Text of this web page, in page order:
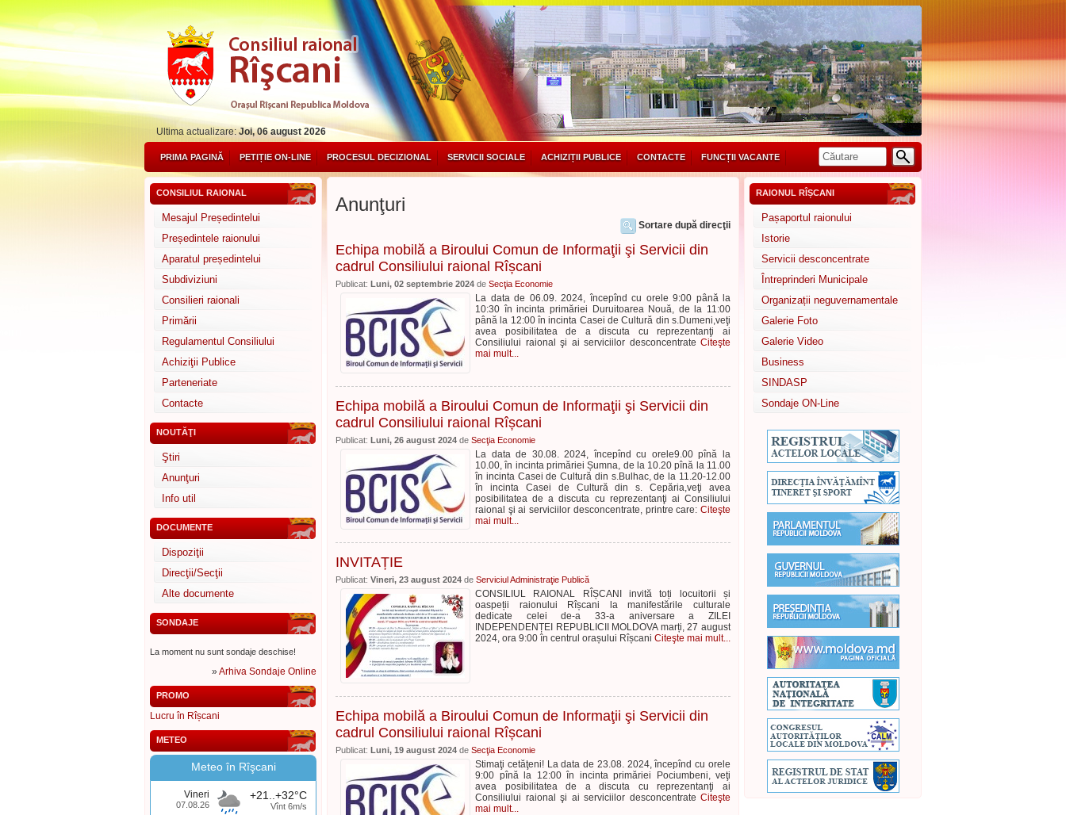
Ultima actualizare:Joi, 06 august 2026
PRIMA PAGINĂ PETIȚIE ON-LINE PROCESUL DECIZIONAL SERVICII SOCIALE ACHIZIȚII PUBLICE CONTACTE FUNCȚII VACANTE
CONSILIUL RAIONAL
Mesajul Președintelui
Președintele raionului
Aparatul președintelui
Subdiviziuni
Consilieri raionali
Primării
Regulamentul Consiliului
Achiziţii Publice
Parteneriate
Contacte
NOUTĂŢI
Ştiri
Anunţuri
Info util
DOCUMENTE
Dispoziţii
Direcţii/Secţii
Alte documente
SONDAJE
La moment nu sunt sondaje deschise!
»Arhiva Sondaje Online
PROMO
Lucru în Rîșcani
METEO
Meteo în Rîşcani
Vineri
07.08.26
+21..+32°C
Vînt 6m/s
Anunţuri
Sortare după direcţii
Echipa mobilă a Biroului Comun de Informaţii şi Servicii din
cadrul Consiliului raional Rîșcani
Publicat: Luni, 02 septembrie 2024 de Secţia Economie
La data de 06.09. 2024, începînd cu orele 9:00 până la
10:30 în incinta primăriei Duruitoarea Nouă, de la 11:00
până la 12:00 în incinta Casei de Cultură din s.Dumeni,veţi
avea posibilitatea de a discuta cu reprezentanţi ai
Consiliului raional şi ai serviciilor desconcentrate Citeşte
mai mult...
Echipa mobilă a Biroului Comun de Informaţii şi Servicii din
cadrul Consiliului raional Rîșcani
Publicat: Luni, 26 august 2024 de Secţia Economie
La data de 30.08. 2024, începînd cu orele9.00 pînă la
10.00, în incinta primăriei Șumna, de la 10.20 pînă la 11.00
în incinta Casei de Cultură din s.Bulhac, de la 11.20-12.00
în incinta Casei de Cultură din s. Cepăria,veţi avea
posibilitatea de a discuta cu reprezentanţi ai Consiliului
raional şi ai serviciilor desconcentrate, printre care: Citeşte
mai mult...
INVITAȚIE
Publicat: Vineri, 23 august 2024 de Serviciul Administraţie Publică
CONSILIUL RAIONAL RÎȘCANI invită toți locuitorii și
oaspeții raionului Rîșcani la manifestările culturale
dedicate celei de-a 33-a aniversare a ZILEI
INDEPENDENȚEI REPUBLICII MOLDOVA marți, 27 august
2024, ora 9:00 în centrul orașului Rîșcani Citeşte mai mult...
Echipa mobilă a Biroului Comun de Informaţii şi Servicii din
cadrul Consiliului raional Rîșcani
Publicat: Luni, 19 august 2024 de Secţia Economie
Stimaţi cetăţeni! La data de 23.08. 2024, începînd cu orele
9:00 pînă la 12:00 în incinta primăriei Pociumbeni, veţi
avea posibilitatea de a discuta cu reprezentanţi ai
Consiliului raional şi ai serviciilor desconcentrate Citeşte
mai mult...
RAIONUL RÎȘCANI
Pașaportul raionului
Istorie
Servicii desconcentrate
Întreprinderi Municipale
Organizații neguvernamentale
Galerie Foto
Galerie Video
Business
SINDASP
Sondaje ON-Line